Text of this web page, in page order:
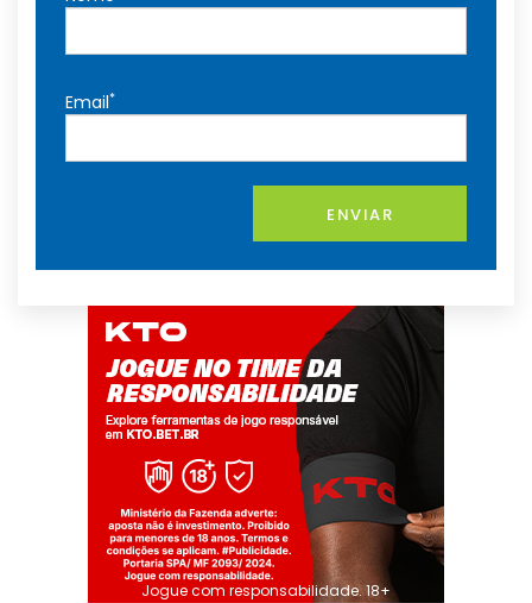
Email*
ENVIAR
Jogue com responsabilidade. 18+